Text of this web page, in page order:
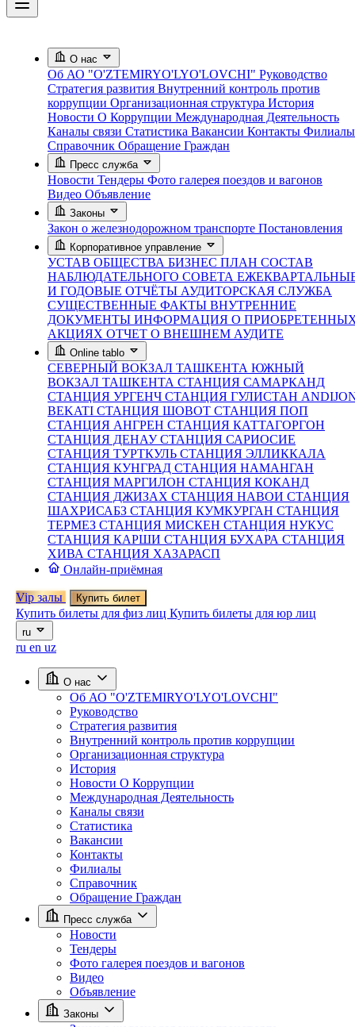
О нас
Об АО "O'ZTEMIRYO'LYO'LOVCHI" Руководство
Стратегия развития Внутренний контроль против
коррупции Организационная структура История
Новости О Коррупции Международная Деятельность
Каналы связи Статистика Вакансии Контакты Филиалы
Справочник Обращение Граждан
Пресс служба
Новости Тендеры Фото галерея поездов и вагонов
Видео Объявление
Законы
Закон о железнодорожном транспорте Постановления
Корпоративное управление
УСТАВ ОБЩЕСТВА БИЗНЕС ПЛАН СОСТАВ
НАБЛЮДАТЕЛЬНОГО СОВЕТА
И ГОДОВЫЕ ОТЧЁТЫ АУДИТОРСКАЯ СЛУЖБА
СУЩЕСТВЕННЫЕ ФАКТЫ ВНУТРЕННИЕ
ДОКУМЕНТЫ ИНФОРМАЦИЯ О
АКЦИЯХ ОТЧЕТ О ВНЕШНЕМ АУДИТЕ
Online tablo
СЕВЕРНЫЙ ВОКЗАЛ ТАШКЕНТА ЮЖНЫЙ
ВОКЗАЛ ТАШКЕНТА СТАНЦИЯ САМАРКАНД
СТАНЦИЯ УРГЕНЧ СТАНЦИЯ ГУЛИСТАН
BEKATI СТАНЦИЯ ШОВОТ СТАНЦИЯ ПОП
СТАНЦИЯ АНГРЕН СТАНЦИЯ КАТТАГОРГОН
СТАНЦИЯ ДЕНАУСТАНЦИЯ САРИОСИЕ
СТАНЦИЯ ТУРТКУЛЬ СТАНЦИЯ ЭЛЛИККАЛА
СТАНЦИЯ КУНГРАД СТАНЦИЯ НАМАНГАН
СТАНЦИЯ МАРГИЛОН СТАНЦИЯ КОКАНД
СТАНЦИЯ ДЖИЗАХ СТАНЦИЯ НАВОИ СТАНЦИЯ
ШАХРИСАБЗ СТАНЦИЯ КУМКУРГАН СТАНЦИЯ
ТЕРМЕЗ СТАНЦИЯ МИСКЕН СТАНЦИЯ НУКУС
СТАНЦИЯ КАРШИ СТАНЦИЯ БУХАРА СТАНЦИЯ
ХИВА СТАНЦИЯ ХАЗАРАСП
Онлайн-приёмная
Vip залы Купить билет
Купить билеты для физ лиц Купить билеты для юр лиц
ru
ru en uz
О нас
Об АО "O'ZTEMIRYO'LYO'LOVCHI"
Руководство
Стратегия развития
Внутренний контроль против коррупции
Организационная структура
История
Новости О Коррупции
Международная Деятельность
Каналы связи
Статистика
Вакансии
Контакты
Филиалы
Справочник
Обращение Граждан
Пресс служба
Новости
Тендеры
Фото галерея поездов и вагонов
Видео
Объявление
Законы